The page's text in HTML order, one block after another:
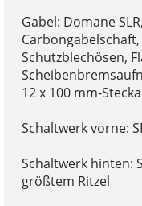
Gabel: Domane
Schutzblechösen,
12 x 100 mm-
Schaltwerk vorne:
Schaltwerk hinten:
größtem Ritzel